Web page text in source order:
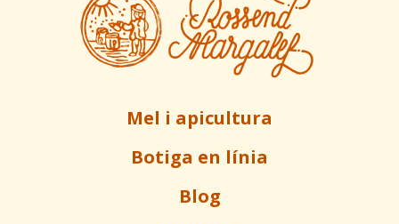
Mel i apicultura
Botiga en línia
Blog